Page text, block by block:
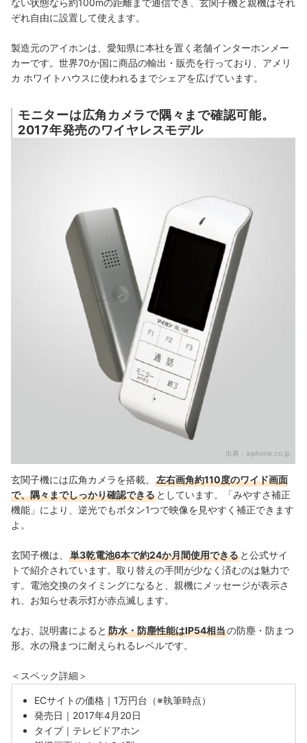
ない状態なら約100mの距離まで通信でき
、玄関子機と親機はそれ
ぞれ自由に設置して使えます。
製造元のアイホンは、愛知県に本社を置く老舗インターホンメー
カーです。世界70か国に商品の輸出・販売を行っており、アメリ
カ ホワイトハウスに使われるまでシェアを広げています。
モニターは広角カメラで隅々まで確認可能。
2017年発売のワイヤレスモデル
出典： aiphone.co.jp
玄関子機には広角カメラを搭載。
左右画角約110度のワイド画面
で、隅々までしっかり確認できる としています。「みやすさ補正
機能」により、逆光でもボタン1つで映像を見やすく補正できます
よ。
玄関子機は、 単3乾電池6本で約24か月間使用できる と公式サイ
トで紹介されています。取り替えの手間が少なく済むのは魅力で
す。電池交換のタイミングになると、親機にメッセージが表示さ
れ、お知らせ表示灯が赤点滅します。
なお、説明書によると 防水・防塵性能はIP54相当の防塵・防まつ
形。水の飛まつに耐えられるレベルです。
＜スペック詳細＞
ECサイトの価格｜1万円台（※執筆時点）
発売日｜2017年4月20日
タイプ｜テレビドアホン